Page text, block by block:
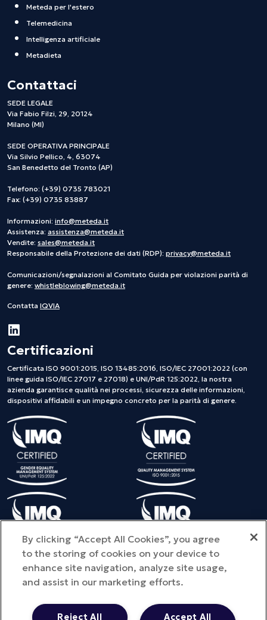
Meteda per l'estero
Telemedicina
Intelligenza artificiale
Metadieta
Contattaci
SEDE LEGALE
Via Fabio Filzi, 29, 20124
Milano (MI)
SEDE OPERATIVA PRINCIPALE
Via Silvio Pellico, 4, 63074
San Benedetto del Tronto (AP)
Telefono: (+39) 0735 783021
Fax: (+39) 0735 83887
Informazioni: info@meteda.it
Assistenza: assistenza@meteda.it
Vendite: sales@meteda.it
Responsabile della Protezione dei dati (RDP): privacy@meteda.it
Comunicazioni/segnalazioni al Comitato Guida per violazioni parità di
genere: whistleblowing@meteda.it
Contatta IQVIA
Certificazioni
Certificata ISO 9001:2015, ISO 13485:2016, ISO/IEC 27001:2022 (con
linee guida ISO/IEC 27017 e 27018) e UNI/PdR 125:2022, la nostra
azienda garantisce qualità nei processi, sicurezza delle informazioni,
dispositivi affidabili e un impegno concreto per la parità di genere.
©Copyright 2025 METEDA S.r.l. - Tutti i diritti riservati - Provincia
dell'ufficio registro di iscrizione: MI - NUMERO REA: MI – 2810578
By clicking “Accept All Cookies”, you agree
to the storing of cookies on your device to
enhance site navigation, analyze site usage,
and assist in our marketing efforts.
Accept All
Reject All